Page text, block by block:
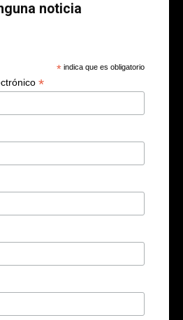
noticia
* indica que es obligatorio
*